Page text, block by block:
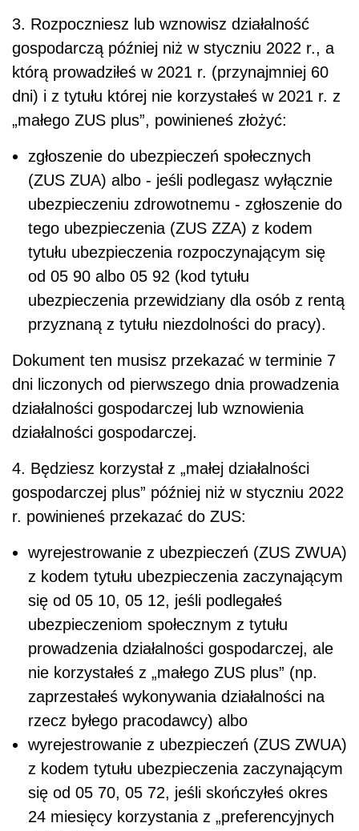
3. Rozpoczniesz lub wznowisz działalność
gospodarczą później niż w styczniu 2022 r., a
którą prowadziłeś w 2021 r. (przynajmniej 60
dni) i z tytułu której nie korzystałeś w 2021 r. z
„małego ZUS plus”, powinieneś złożyć:
zgłoszenie do ubezpieczeń społecznych
(ZUS ZUA) albo - jeśli podlegasz wyłącznie
ubezpieczeniu zdrowotnemu - zgłoszenie do
tego ubezpieczenia (ZUS ZZA) z kodem
tytułu ubezpieczenia rozpoczynającym się
od 05 90 albo 05 92 (kod tytułu
ubezpieczenia przewidziany dla osób z rentą
przyznaną z tytułu niezdolności do pracy).
Dokument ten musisz przekazać w terminie 7
dni liczonych od pierwszego dnia prowadzenia
działalności gospodarczej lub wznowienia
działalności gospodarczej.
4. Będziesz korzystał z „małej działalności
gospodarczej plus” później niż w styczniu 2022
r. powinieneś przekazać do ZUS:
wyrejestrowanie z ubezpieczeń (ZUS ZWUA)
z kodem tytułu ubezpieczenia zaczynającym
się od 05 10, 05 12, jeśli podlegałeś
ubezpieczeniom społecznym z tytułu
prowadzenia działalności gospodarczej, ale
nie korzystałeś z „małego ZUS plus” (np.
zaprzestałeś wykonywania działalności na
rzecz byłego pracodawcy) albo
wyrejestrowanie z ubezpieczeń (ZUS ZWUA)
z kodem tytułu ubezpieczenia zaczynającym
się od 05 70, 05 72, jeśli skończyłeś okres
24 miesięcy korzystania z „preferencyjnych